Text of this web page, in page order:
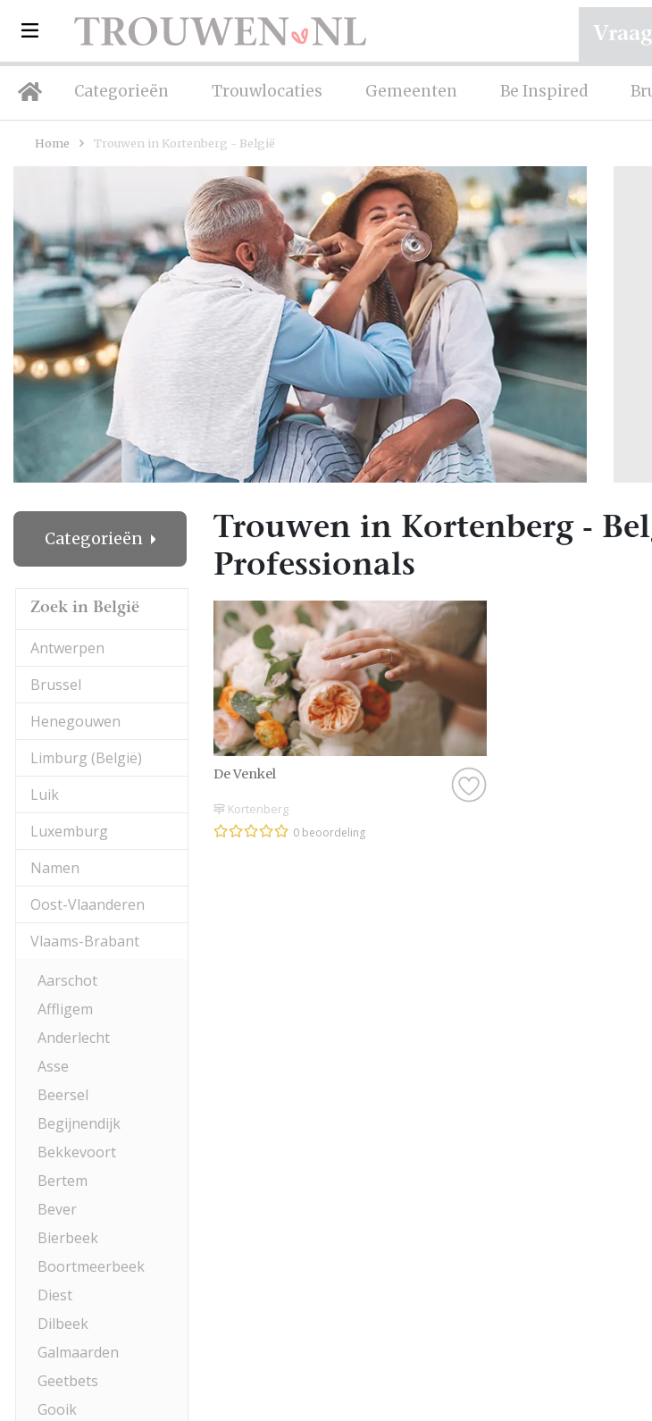
Categorieën Trouwlocaties Gemeenten Be Inspired
Home Trouwen in Kortenberg - België
Categorieën
Zoek in België
Antwerpen
Brussel
Henegouwen
Limburg (België)
Luik
Luxemburg
Namen
Oost-Vlaanderen
Vlaams-Brabant
Aarschot
Affligem
Anderlecht
Asse
Beersel
Begijnendijk
Bekkevoort
Bertem
Bever
Bierbeek
Boortmeerbeek
Diest
Dilbeek
Galmaarden
Geetbets
Gooik
Trouwen in Kortenberg -
Professionals
De Venkel
Kortenberg
0 beoordeling